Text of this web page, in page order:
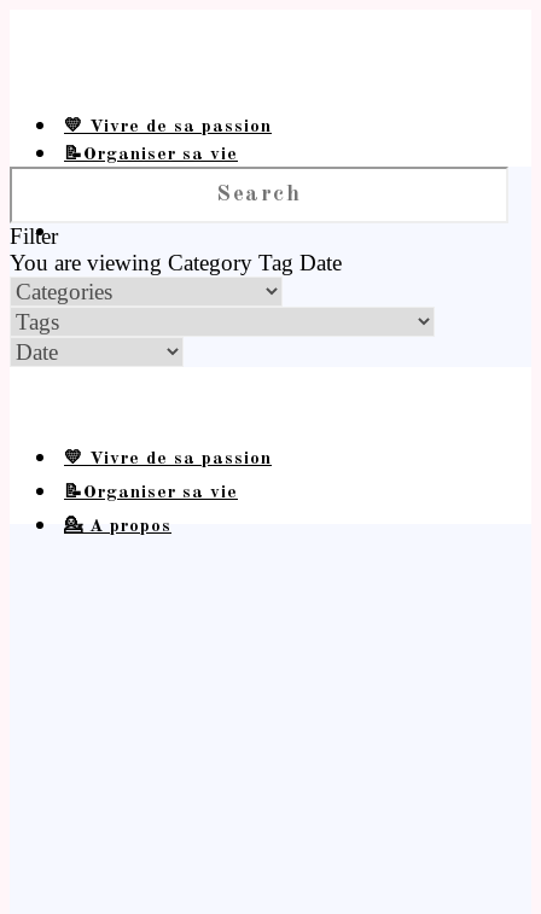
💛 Vivre de sa passion
📝Organiser sa vie
Filter
You are viewing Category Tag Date
💛 Vivre de sa passion
📝Organiser sa vie
💁 A propos